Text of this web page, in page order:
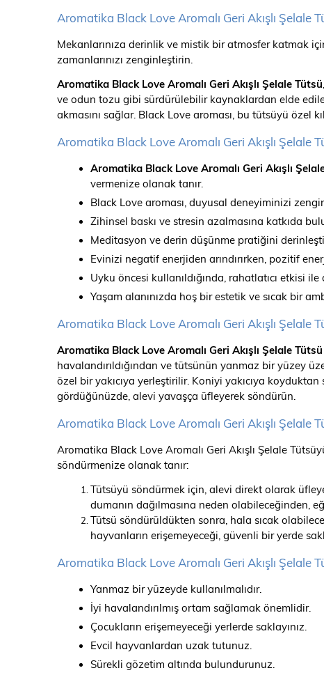
Aromatika Black Love Aromalı Geri Akışlı Şelale
Mekanlarınıza derinlik ve mistik bir atmosfer katmak
zamanlarınızı zenginleştirin.
Aromatika Black Love Aromalı Geri Akışlı Şelale Tütsü
ve odun tozu gibi sürdürülebilir kaynaklardan elde
akmasını sağlar. Black Love aroması, bu tütsüyü özel
Aromatika Black Love Aromalı Geri Akışlı
Aromatika Black Love Aromalı Geri Akışlı
vermenize olanak tanır.
Black Love aroması, duyusal deneyiminizi
Zihinsel baskı ve stresin azalmasına katkıda
Meditasyon ve derin düşünme pratiğini
Evinizi negatif enerjiden arındırırken, pozitif
Uyku öncesi kullanıldığında, rahatlatıcı etkisi
Yaşam alanınızda hoş bir estetik ve sıcak bir
Aromatika Black Love Aromalı Geri Akışlı Şelale
Aromatika Black Love Aromalı Geri Akışlı Şelale Tütsü
havalandırıldığından ve tütsünün yanmaz bir yüzey
özel bir yakıcıya yerleştirilir. Koniyi yakıcıya
gördüğünüzde, alevi yavaşça üfleyerek söndürün.
Aromatika Black Love Aromalı Geri Akışlı Şelale
Aromatika Black Love Aromalı Geri Akışlı Şelale
söndürmenize olanak tanır:
Tütsüyü söndürmek için, alevi direkt olarak
dumanın dağılmasına neden olabileceğinden,
Tütsü söndürüldükten sonra, hala sıcak
hayvanların erişemeyeceği, güvenli bir yerde
Aromatika Black Love Aromalı Geri Akışlı Şelale
Yanmaz bir yüzeyde kullanılmalıdır.
İyi havalandırılmış ortam sağlamak önemlidir.
Çocukların erişemeyeceği yerlerde saklayınız.
Evcil hayvanlardan uzak tutunuz.
Sürekli gözetim altında bulundurunuz.